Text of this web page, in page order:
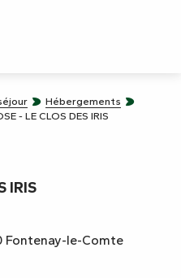
Hébergements
- LE CLOS DES IRIS
IRIS
Fontenay-le-Comte